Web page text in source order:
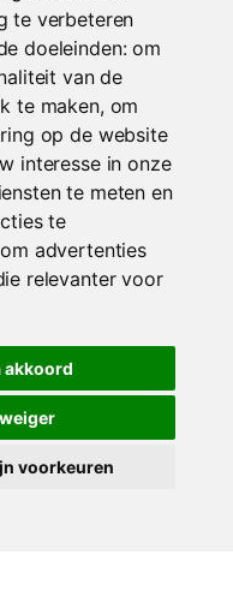
te verbeteren
doeleinden:om
van de
te maken, om
op de website
interesse in onze
te meten en
te
om advertenties
relevanter voor
akkoord
voorkeuren
proces en over het
je weten wanneer de
in Maart, September
je
of
met